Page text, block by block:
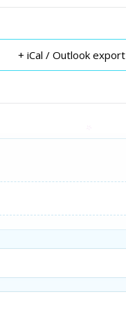
+ iCal / Outlook export